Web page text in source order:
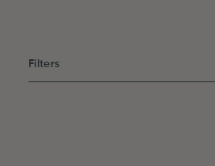
Filters